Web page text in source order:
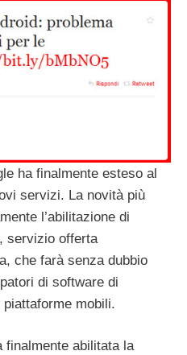
ha finalmente esteso al
servizi. La novità più
l’abilitazione di
, servizio offerta
che farà senza dubbio
di software di
mobili.
finalmente abilitata la